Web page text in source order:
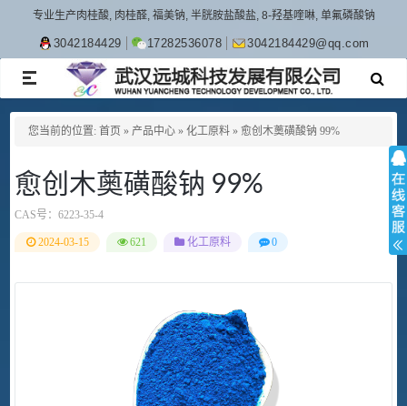
专业生产肉桂酸, 肉桂醛, 福美钠, 半胱胺盐酸盐, 8-羟基喹啉, 单氟磷酸钠
3042184429 17282536078 3042184429@qq.com
TOGGLE
NAVIGATION
您当前的位置: 首页 » 产品中心 » 化工原料 » 愈创木薁磺酸钠 99%
愈创木薁磺酸钠 99%
CAS号： 6223-35-4
2024-03-15 621 化工原料 0